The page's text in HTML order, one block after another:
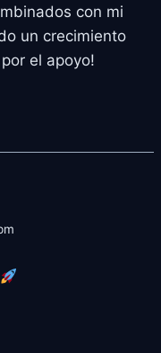
con mi
un crecimiento
el apoyo!